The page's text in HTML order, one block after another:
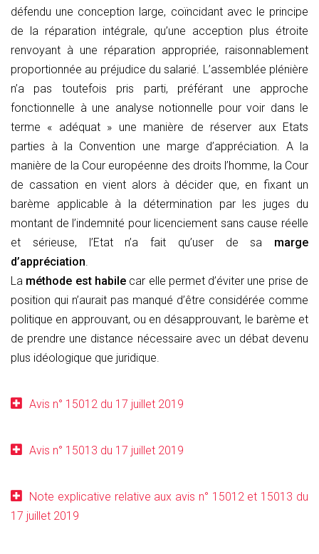
défendu une conception large, coïncidant avec le principe
de la réparation intégrale, qu’une acception plus étroite
renvoyant à une réparation appropriée, raisonnablement
proportionnée au préjudice du salarié. L’assemblée plénière
n’a pas toutefois pris parti, préférant une approche
fonctionnelle à une analyse notionnelle pour voir dans le
terme « adéquat » une manière de réserver aux Etats
parties à la Convention une marge d’appréciation. A la
manière de la Cour européenne des droits l’homme, la Cour
de cassation en vient alors à décider que, en fixant un
barème applicable à la détermination par les juges du
montant de l’indemnité pour licenciement sans cause réelle
et sérieuse, l’Etat n’a fait qu’user de sa marge
d’appréciation.
La méthode est habilecar elle permet d’éviter une prise de
position qui n’aurait pas manqué d’être considérée comme
politique en approuvant, ou en désapprouvant, le barème et
de prendre une distance nécessaire avec un débat devenu
plus idéologique que juridique.
Avis n° 15012 du 17 juillet 2019
Avis n° 15013 du 17 juillet 2019
Note explicative relative aux avis n° 15012 et 15013 du
17 juillet 2019